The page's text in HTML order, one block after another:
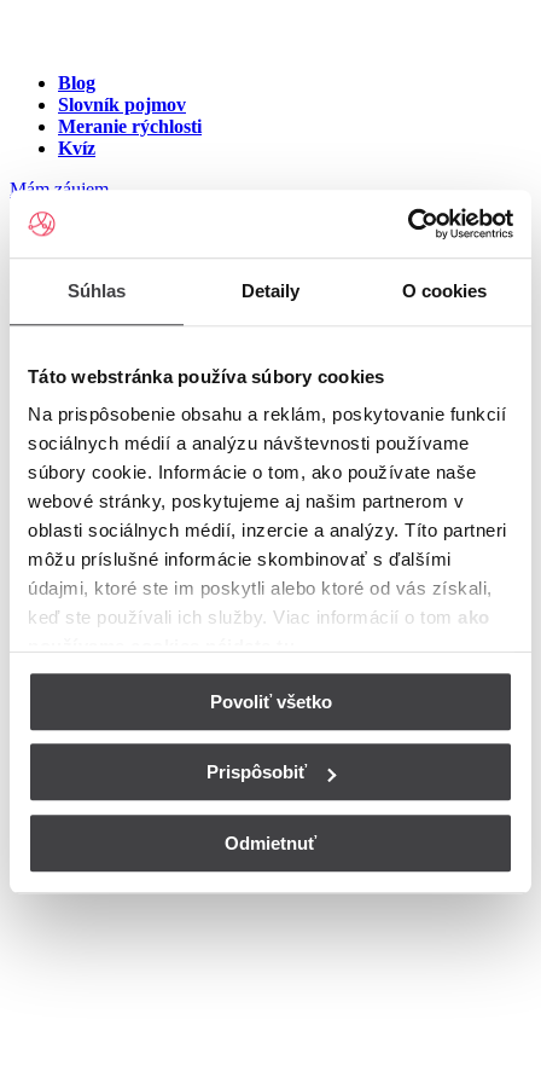
Súhlas Detaily O cookies
Táto webstránka používa súbory cookies
Na prispôsobenie obsahu a reklám, poskytovanie funkcií
sociálnych médií a analýzu návštevnosti používame
súbory cookie. Informácie o tom, ako používate naše
webové stránky, poskytujeme aj našim partnerom v
oblasti sociálnych médií, inzercie a analýzy. Títo partneri
môžu príslušné informácie skombinovať s ďalšími
údajmi, ktoré ste im poskytli alebo ktoré od vás získali,
keď ste používali ich služby. Viac informácií o tom ako
Povoliť všetko
Prispôsobiť
Odmietnuť
Blog
Slovník pojmov
Meranie rýchlosti
Kvíz
Mám záujem
Blog